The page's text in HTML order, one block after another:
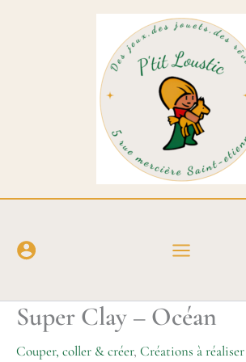
Super Clay – Océan
Couper, coller & créer, Créations à réaliser